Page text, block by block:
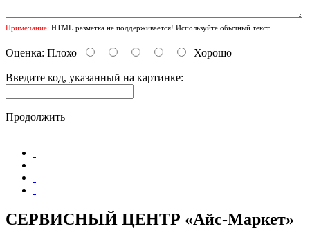
Примечание: HTML разметка не поддерживается! Используйте обычный текст.
Оценка: Плохо Хорошо
Введите код, указанный на картинке:
Продолжить
СЕРВИСНЫЙ ЦЕНТР «Айс-Маркет»